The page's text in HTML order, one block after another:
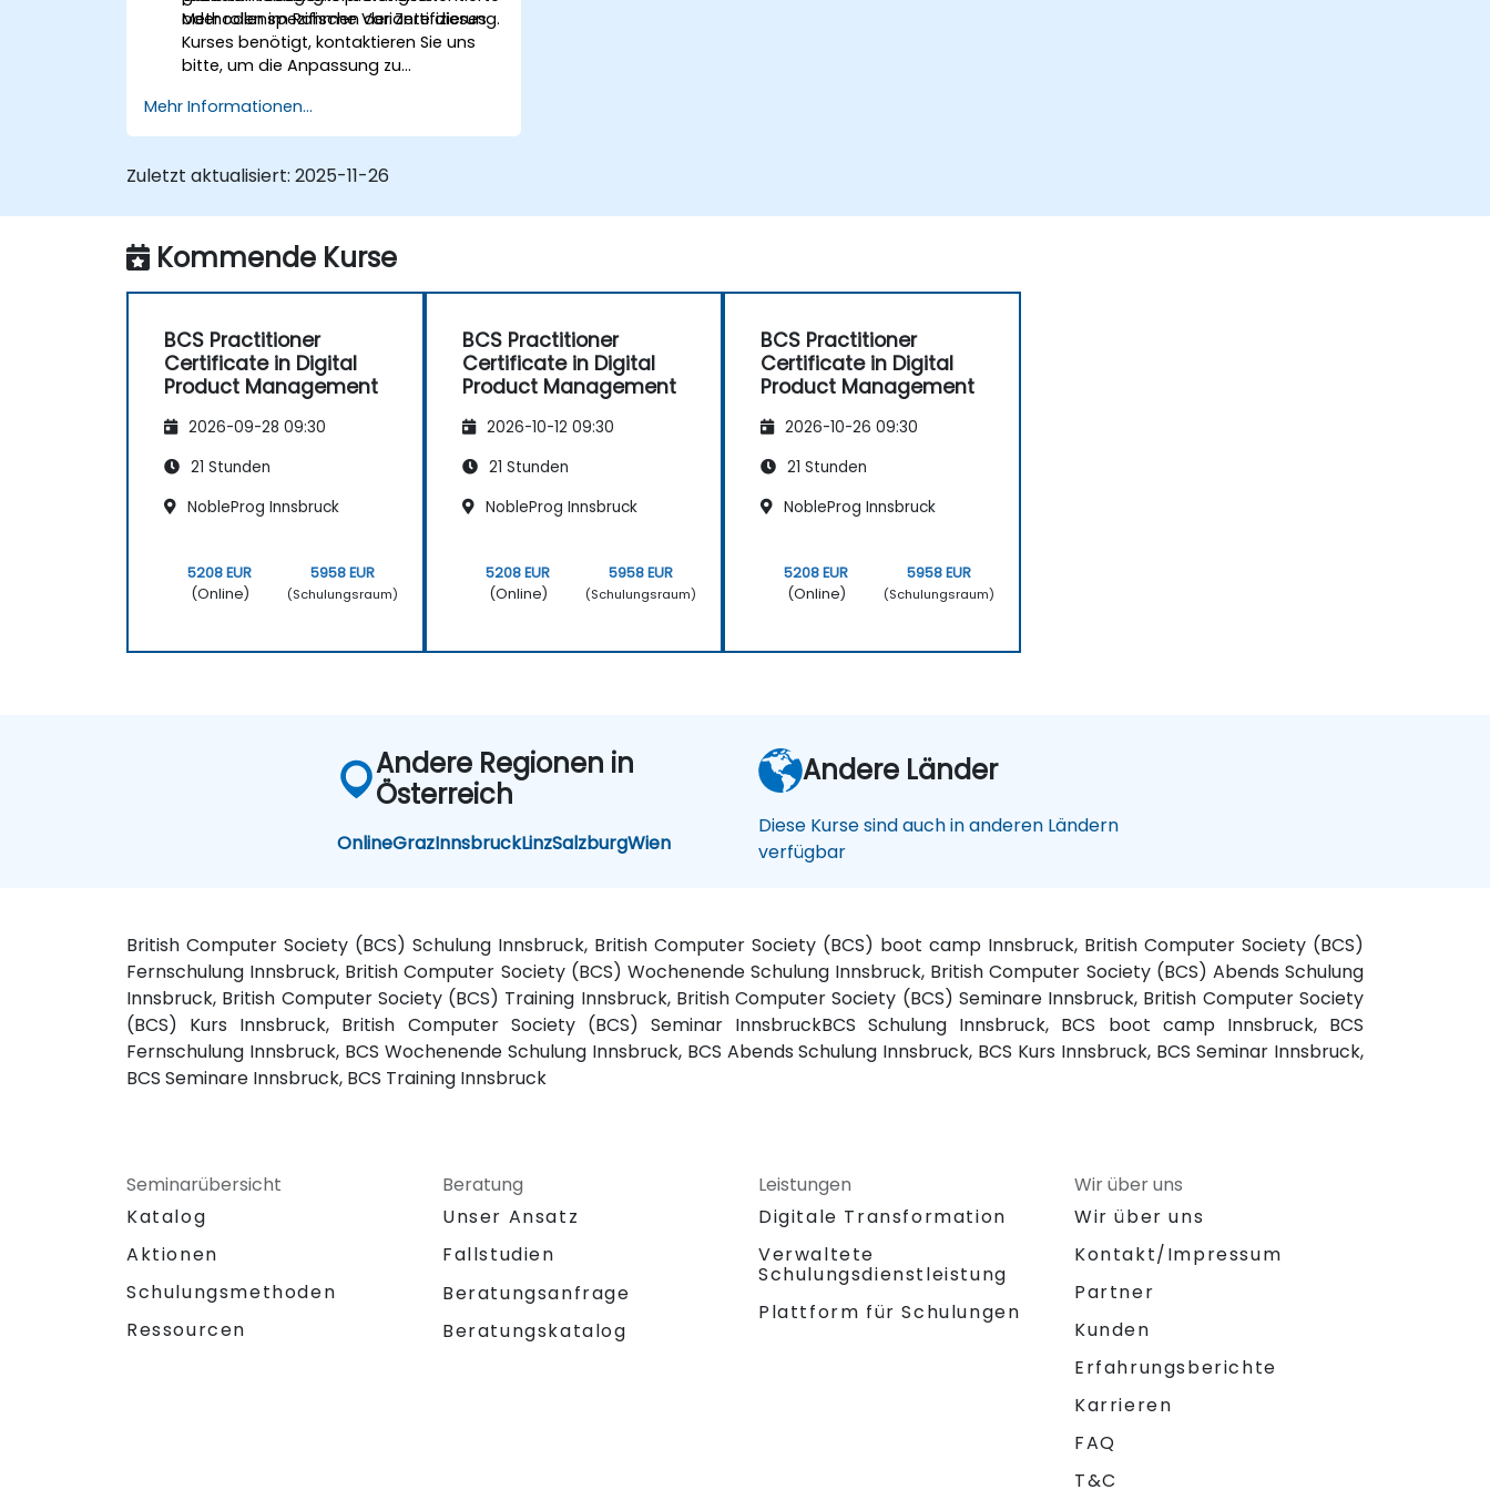
Methoden im Rahmen der Zertifizierung.
oder rollenspezifische Variante dieses
Kurses benötigt, kontaktieren Sie uns
bitte, um die Anpassung zu
Mehr Informationen...
Zuletzt aktualisiert: 2025-11-26
Kommende Kurse
BCS Practitioner
Certificate in Digital
Product Management
2026-09-28 09:30
21 Stunden
NobleProg Innsbruck
5208 EUR
(Online)
5958 EUR
(Schulungsraum)
BCS Practitioner
Certificate in Digital
Product Management
2026-10-12 09:30
21 Stunden
NobleProg Innsbruck
5208 EUR
(Online)
5958 EUR
(Schulungsraum)
BCS Practitioner
Certificate in Digital
Product Management
2026-10-26 09:30
21 Stunden
NobleProg Innsbruck
5208 EUR
(Online)
5958 EUR
(Schulungsraum)
Andere Regionen in
Österreich
OnlineGrazInnsbruckLinzSalzburgWien
Andere Länder
Diese Kurse sind auch in anderen Ländern
verfügbar
British Computer Society (BCS) Schulung Innsbruck, British Computer Society (BCS) boot camp Innsbruck, British Computer Society (BCS)
Fernschulung Innsbruck, British Computer Society (BCS) Wochenende Schulung Innsbruck, British Computer Society (BCS) Abends Schulung
Innsbruck, British Computer Society (BCS) Training Innsbruck, British Computer Society (BCS) Seminare Innsbruck, British Computer Society
(BCS) Kurs Innsbruck, British Computer Society (BCS) Seminar InnsbruckBCS Schulung Innsbruck, BCS boot camp Innsbruck, BCS
Fernschulung Innsbruck, BCS Wochenende Schulung Innsbruck, BCS Abends Schulung Innsbruck, BCS Kurs Innsbruck, BCS Seminar Innsbruck,
BCS Seminare Innsbruck, BCS Training Innsbruck
Seminarübersicht
Katalog
Aktionen
Schulungsmethoden
Ressourcen
Beratung
Unser Ansatz
Fallstudien
Beratungsanfrage
Beratungskatalog
Leistungen
Digitale Transformation
Verwaltete
Schulungsdienstleistung
Plattform für Schulungen
Wir über uns
Wir über uns
Kontakt/Impressum
Partner
Kunden
Erfahrungsberichte
Karrieren
FAQ
T&C